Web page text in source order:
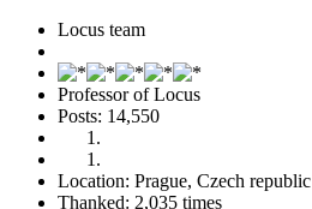
Locus team
Professor of Locus
Posts: 14,550
Location: Prague, Czech republic
Thanked: 2,035 times